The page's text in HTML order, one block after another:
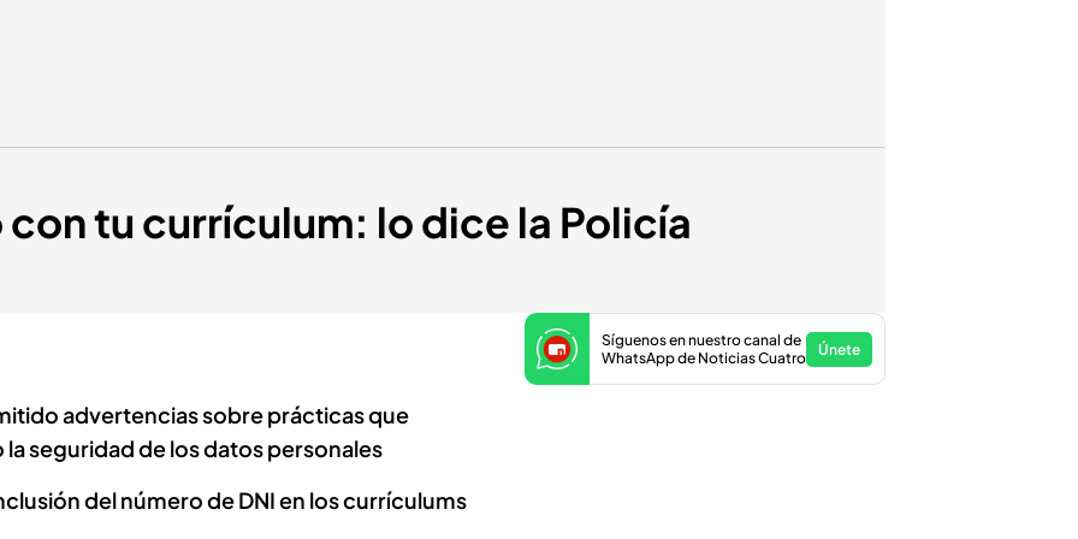
con tu currículum: lo dice la Policía
advertencias sobre prácticas que
seguridad de los datos personales
del número de DNI en los currículums
Síguenos en nuestro canal de
WhatsApp de Noticias Cuatro
Únete